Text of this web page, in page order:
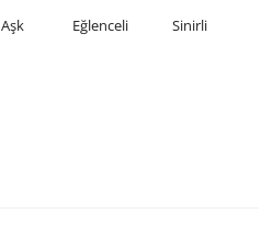
Aşk Eğlenceli Sinirli